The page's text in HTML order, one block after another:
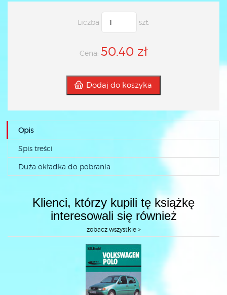
Liczba szt.
Cena: 50.40 zł
Dodaj do koszyka
Opis
Spis treści
Duża okładka do pobrania
Klienci, którzy kupili tę książkę
interesowali się również
zobacz wszystkie >